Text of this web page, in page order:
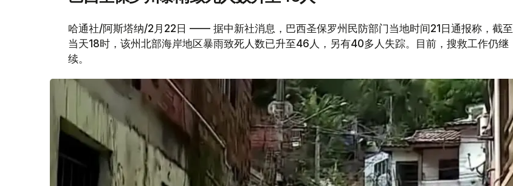
哈通社/阿斯塔纳/2月22日 —— 据中新社消息，巴西圣保罗州民防部门当地时间21日通报称，截至
当天18时，该州北部海岸地区暴雨致死人数已升至46人，另有40多人失踪。目前，搜救工作仍继
续。